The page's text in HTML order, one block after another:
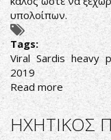
υπολοίπων.
Tags:
Viral Sardis heavy
2019
Read moreabout
ΗΧΗΤΙΚΟΣ